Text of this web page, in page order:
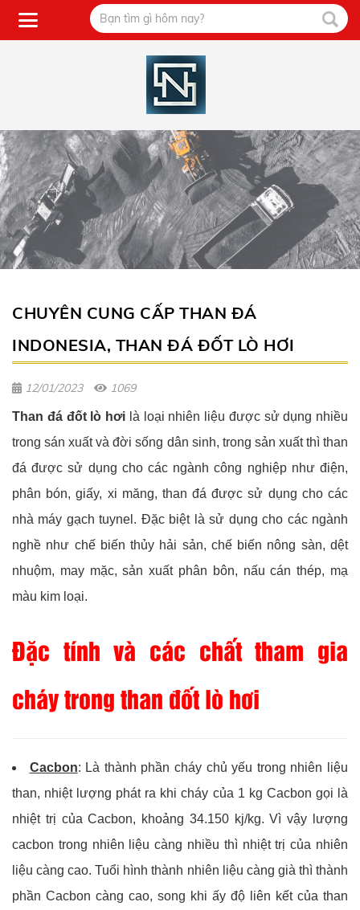
CHUYÊN CUNG CẤP THAN ĐÁ
INDONESIA, THAN ĐÁ ĐỐT LÒ HƠI
12/01/2023 1069
Than đá đốt lò hơi là loại nhiên liệu được sử dụng nhiều
trong sán xuất và đời sống dân sinh, trong sản xuất thì than
đá được sử dụng cho các ngành công nghiệp như điện,
phân bón, giấy, xi măng, than đá được sử dụng cho các
nhà máy gạch tuynel. Đặc biệt là sử dụng cho các ngành
nghề như chế biến thủy hải sản, chế biến nông sàn, dệt
nhuộm, may mặc, sản xuất phân bôn, nấu cán thép, mạ
màu kim loại.
Đặc tính và các chất tham gia
cháy trong than đốt lò hơi
Cacbon: Là thành phần cháy chủ yếu trong nhiên liệu
than, nhiệt lượng phát ra khi cháy của 1 kg Cacbon gọi là
nhiệt trị của Cacbon, khoảng 34.150 kj/kg. Vì vậy lượng
cacbon trong nhiên liệu càng nhiều thì nhiệt trị của nhiên
liệu càng cao. Tuổi hình thành nhiên liệu càng già thì thành
phần Cacbon càng cao, song khi ấy độ liên kết của than